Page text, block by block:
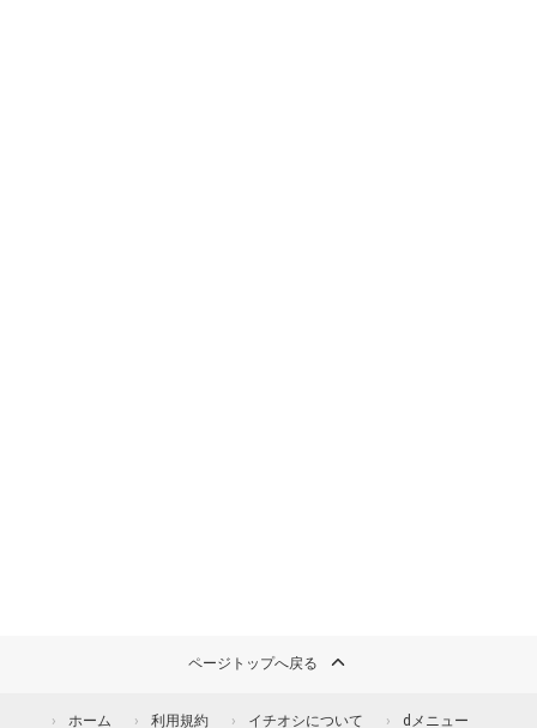
ページトップへ戻る
ホーム 利用規約 イチオシについて dメニュー